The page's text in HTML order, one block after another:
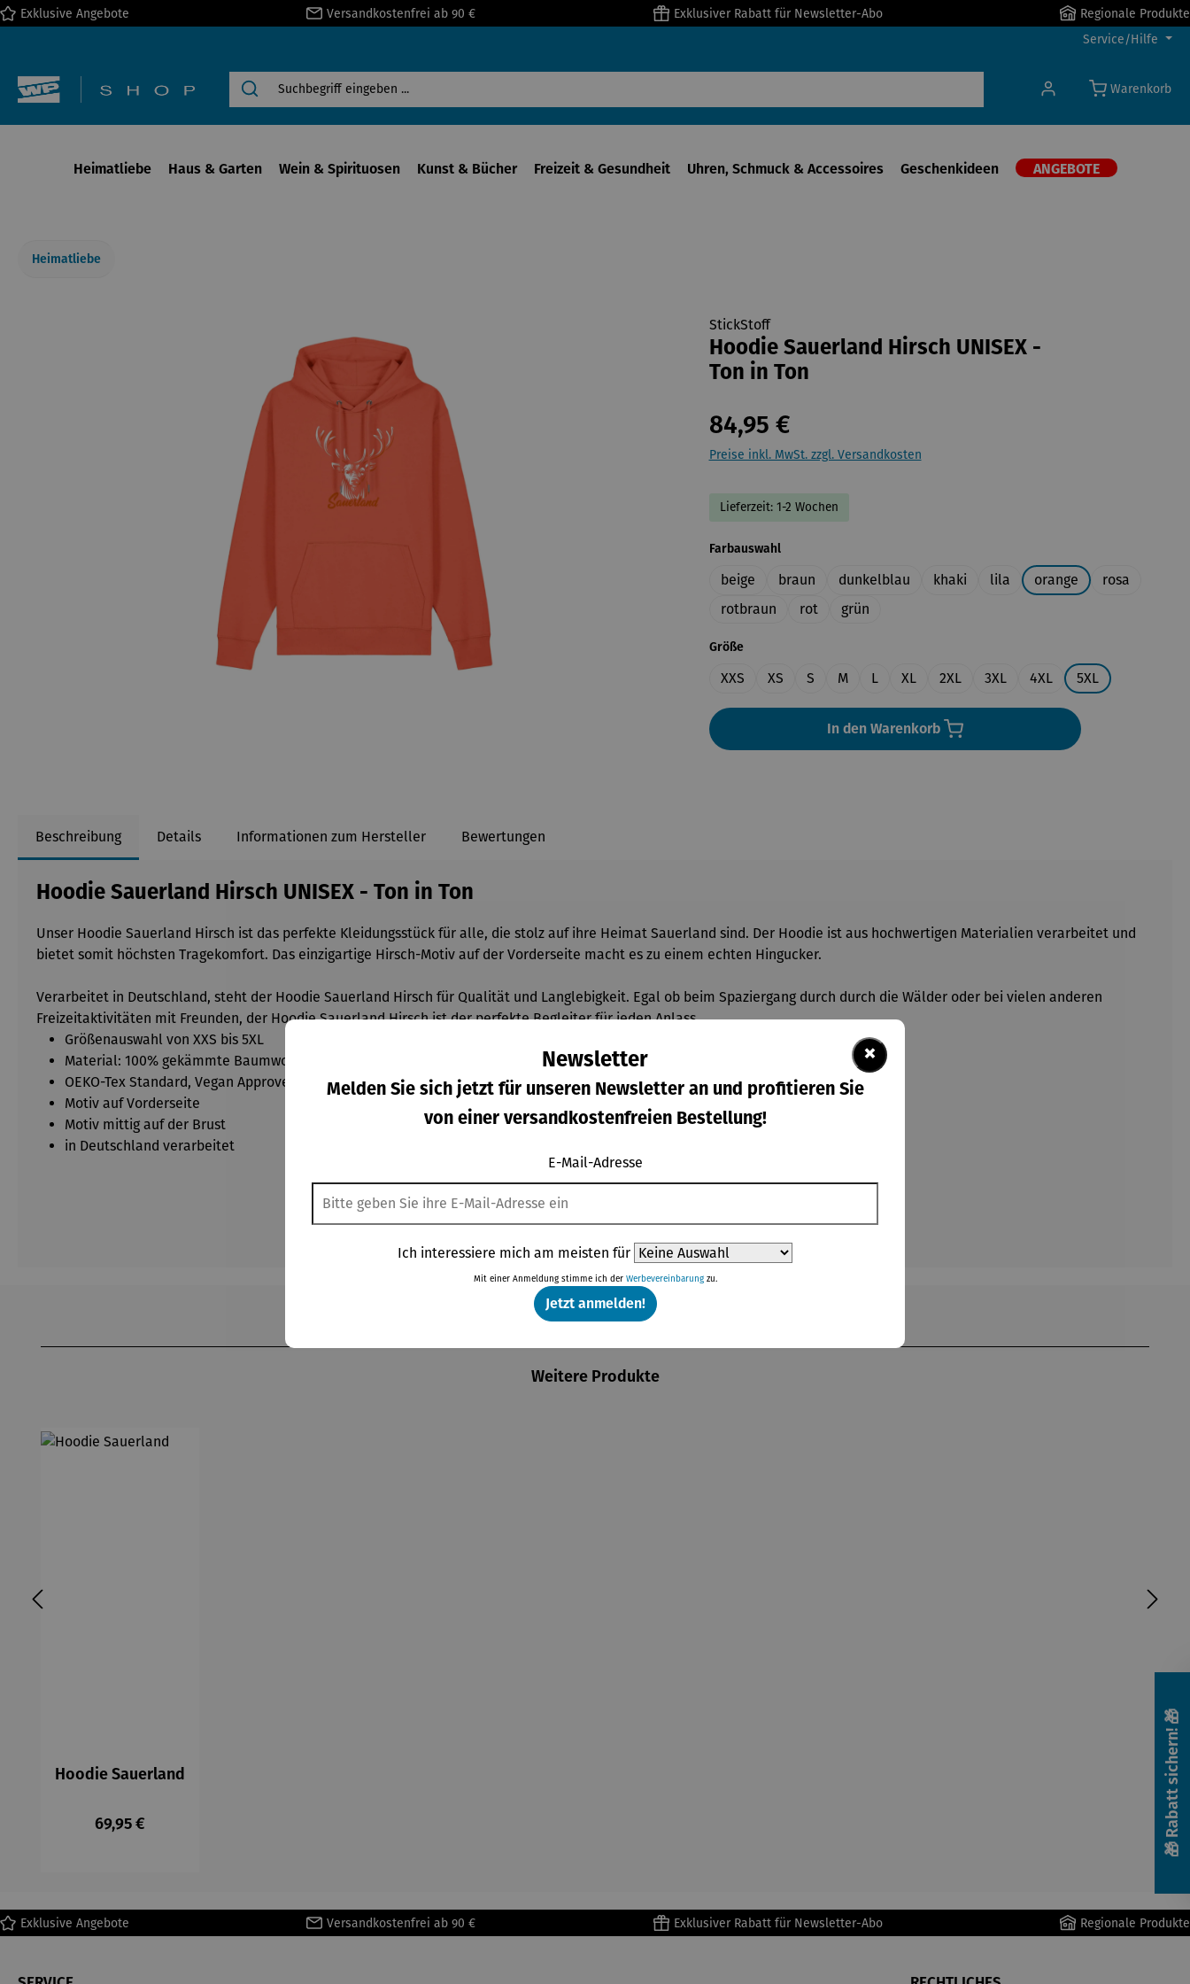
Zur Hauptnavigation springen
Exklusive Angebote Versandkostenfrei ab 90 € Exklusiver Rabatt für Newsletter-Abo
Regionale Produkte
Service/Hilfe
Warenkorb
Heimatliebe Haus & Garten Wein & Spirituosen Kunst & Bücher Freizeit & Gesundheit Uhren, Schmuck & Accessoires Geschenkideen ANGEBOTE
Heimatliebe
StickStoff
Hoodie Sauerland Hirsch UNISEX -
Ton in Ton
84,95 €
Preise inkl. MwSt. zzgl. Versandkosten
Lieferzeit: 1-2 Wochen
Farbauswahlauswählen
beige braun dunkelblau khaki lila orange
rosa
rotbraun
rot grün
Größeauswählen
XXS XS S M L XL 2XL 3XL 4XL 5XL
In den Warenkorb
Beschreibung Details Informationen zum Hersteller Bewertungen
Hoodie Sauerland Hirsch UNISEX - Ton in Ton
Unser Hoodie Sauerland Hirsch ist das perfekte Kleidungsstück für alle, die stolz auf ihre Heimat Sauerland sind. Der Hoodie ist aus hochwertigen Materialien verarbeitet und
bietet somit höchsten Tragekomfort. Das einzigartige Hirsch-Motiv auf der Vorderseite macht es zu einem echten Hingucker.
Verarbeitet in Deutschland, steht der Hoodie Sauerland Hirsch für Qualität und Langlebigkeit. Egal ob beim Spaziergang durch durch die Wälder oder bei vielen anderen
Freizeitaktivitäten mit Freunden, der Hoodie Sauerland Hirsch ist der perfekte Begleiter für jeden Anlass.
Größenauswahl von XXS bis 5XL
Material: 100% gekämmte Baumwolle
OEKO-Tex Standard, Vegan Approved
Motiv auf Vorderseite
Motiv mittig auf der Brust
in Deutschland verarbeitet
Weitere Produkte
Hoodie Sauerland
Regulärer Preis:
69,95 €
Exklusive Angebote Versandkostenfrei ab 90 € Exklusiver Rabatt für Newsletter-Abo Regionale Produkte
🎁 Rabatt sichern! 🎁
×
Newsletter
Melden Sie sich jetzt für unseren Newsletter an und profitieren Sie
von einer versandkostenfreien Bestellung!
E-Mail-Adresse
Ich interessiere mich am meisten für
Mit einer Anmeldung stimme ich der Werbevereinbarungzu.
Jetzt anmelden!